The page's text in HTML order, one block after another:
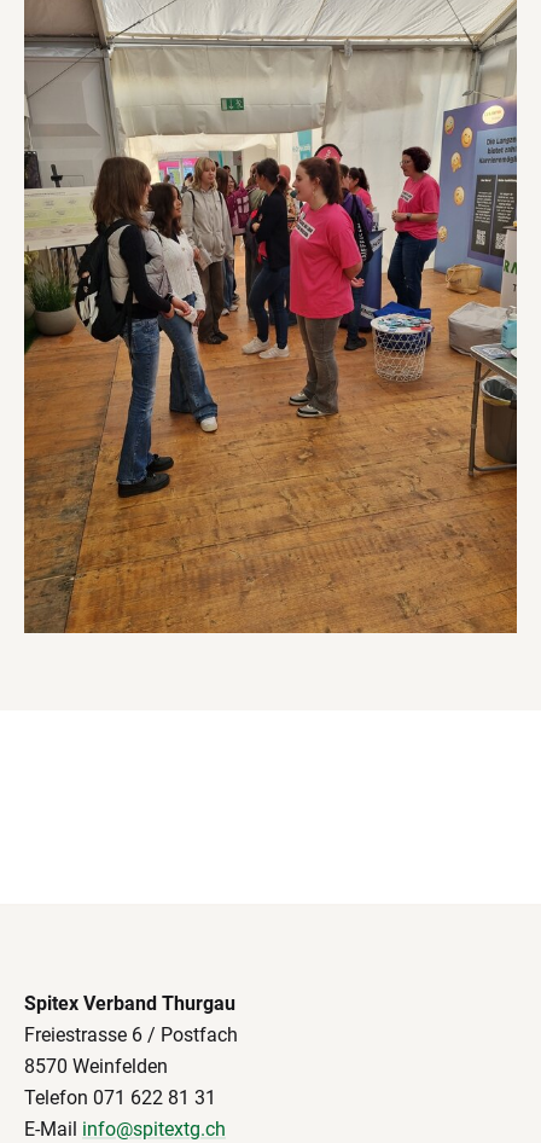
Spitex Verband Thurgau
Freiestrasse 6 / Postfach
8570 Weinfelden
Telefon 071 622 81 31
E-Mail info@spitextg.ch